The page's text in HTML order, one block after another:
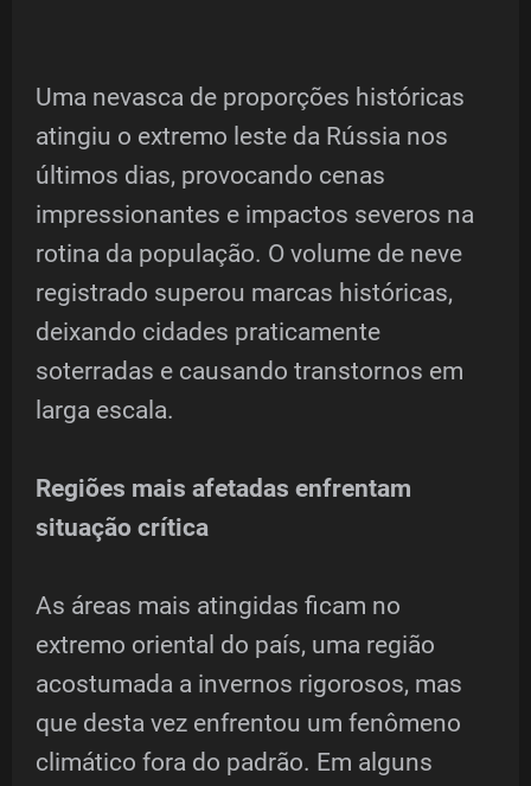
Uma nevasca de proporções históricas
atingiu o extremo leste da Rússia nos
últimos dias, provocando cenas
impressionantes e impactos severos na
rotina da população. O volume de neve
registrado superou marcas históricas,
deixando cidades praticamente
soterradas e causando transtornos em
larga escala.
Regiões mais afetadas enfrentam
situação crítica
As áreas mais atingidas ficam no
extremo oriental do país, uma região
acostumada a invernos rigorosos, mas
que desta vez enfrentou um fenômeno
climático fora do padrão. Em alguns